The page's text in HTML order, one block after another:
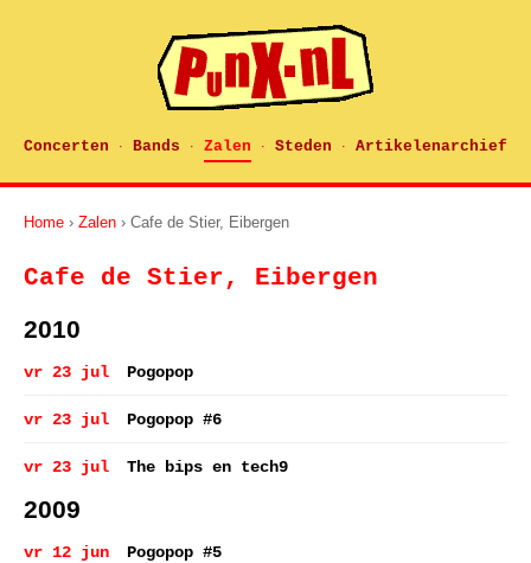
Concerten · Bands · Zalen · Steden · Artikelenarchief
Home › Zalen › Cafe de Stier, Eibergen
Cafe de Stier, Eibergen
2010
vr 23 jul Pogopop
vr 23 jul Pogopop #6
vr 23 jul The bips en tech9
2009
vr 12 jun Pogopop #5